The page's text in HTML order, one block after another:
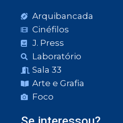
Arquibancada
Cinéfilos
J. Press
Laboratório
Sala 33
Arte e Grafia
Foco